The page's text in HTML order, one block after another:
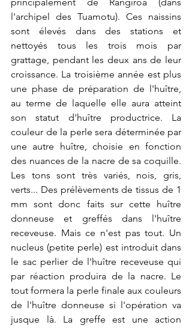
l'archipel des Tuamotu). Ces naissins
sont élevés dans des stations et
nettoyés tous les trois mois par
grattage, pendant les deux ans de leur
croissance. La troisième année est plus
une phase de préparation de l'huître,
au terme de laquelle elle aura atteint
son statut d'huître productrice. La
couleur de la perle sera déterminée par
une autre huître, choisie en fonction
des nuances de la nacre de sa coquille.
Les tons sont très variés, nois, gris,
verts... Des prélèvements de tissus de 1
mm sont donc faits sur cette huître
donneuse et greffés dans l'huître
receveuse. Mais ce n'est pas tout. Un
nucleus (petite perle) est introduit dans
le sac perlier de l'huître receveuse qui
par réaction produira de la nacre. Le
tout formera la perle finale aux couleurs
de l'huître donneuse si l'opération va
jusque là. La greffe est une action